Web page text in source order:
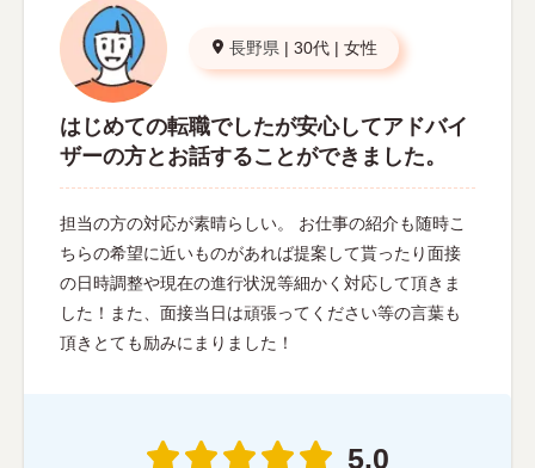
長野県 | 30代 | 女性
はじめての転職でしたが安心してアドバイ
ザーの方とお話することができました。
担当の方の対応が素晴らしい。 お仕事の紹介も随時こ
ちらの希望に近いものがあれば提案して貰ったり面接
の日時調整や現在の進行状況等細かく対応して頂きま
した！また、面接当日は頑張ってください等の言葉も
頂きとても励みにまりました！
5.0